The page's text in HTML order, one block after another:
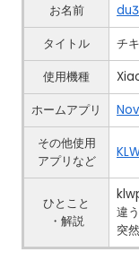
お名前
タイトル
チ
使用機種
ホームアプリ
その他使用
アプリなど
ひとこと
・解説
違
突